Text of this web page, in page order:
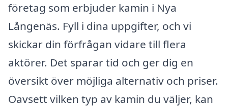
företag som erbjuder kamin i Nya
Långenäs. Fyll i dina uppgifter, och vi
skickar din förfrågan vidare till flera
aktörer. Det sparar tid och ger dig en
översikt över möjliga alternativ och priser.
Oavsett vilken typ av kamin du väljer, kan